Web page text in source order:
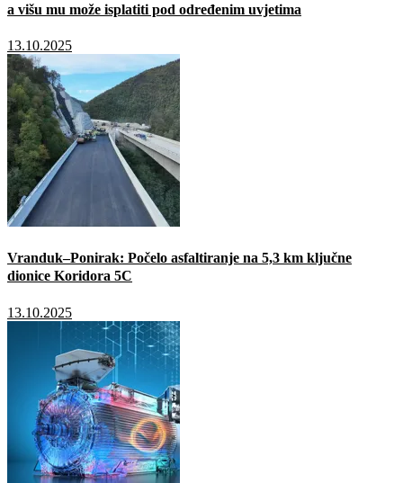
a višu mu može isplatiti pod određenim uvjetima
13.10.2025
Vranduk–Ponirak: Počelo asfaltiranje na 5,3 km ključne
dionice Koridora 5C
13.10.2025